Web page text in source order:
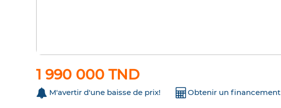
1 990 000 TND
M'avertir d'une baisse de prix! Obtenir un financement